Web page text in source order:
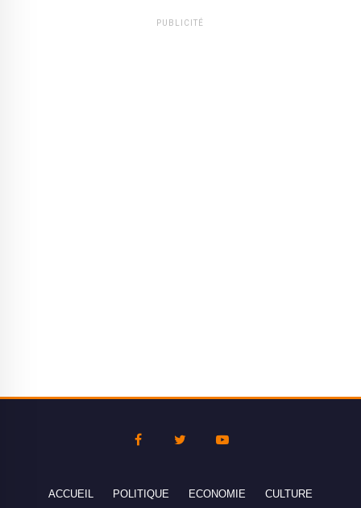
PUBLICITÉ
ACCUEIL POLITIQUE ECONOMIE CULTURE